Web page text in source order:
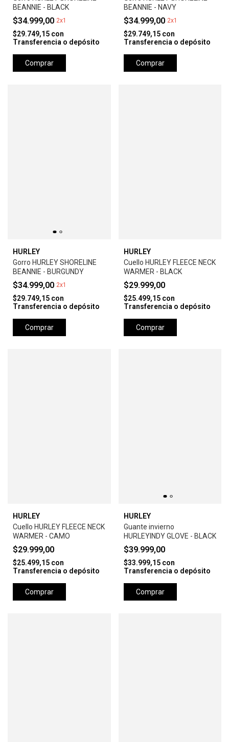
BEANNIE - BLACK
$34.999,00 2x1
$29.749,15 con
Transferencia o depósito
Comprar
BEANNIE - NAVY
$34.999,00 2x1
$29.749,15 con
Transferencia o depósito
Comprar
HURLEY
Gorro HURLEY SHORELINE
BEANNIE - BURGUNDY
$34.999,00 2x1
$29.749,15 con
Transferencia o depósito
Comprar
HURLEY
Cuello HURLEY FLEECE NECK
WARMER - BLACK
$29.999,00
$25.499,15 con
Transferencia o depósito
Comprar
HURLEY
Cuello HURLEY FLEECE NECK
WARMER - CAMO
$29.999,00
$25.499,15 con
Transferencia o depósito
Comprar
HURLEY
Guante invierno
HURLEYINDY GLOVE - BLACK
$39.999,00
$33.999,15 con
Transferencia o depósito
Comprar